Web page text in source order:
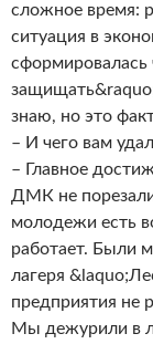
сложное время:
ситуация в
сформировалась
знаю, но это
– И чего вам
– Главное
ДМК не
молодежи есть
работает. Были
лагеря
предприятия не
Мы дежурили в